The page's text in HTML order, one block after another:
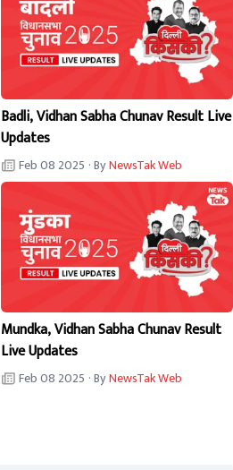
Badli, Vidhan Sabha Chunav Result Live
Updates
Feb 08 2025 · ByNewsTak Web
Mundka, Vidhan Sabha Chunav Result
Live Updates
Feb 08 2025 · ByNewsTak Web